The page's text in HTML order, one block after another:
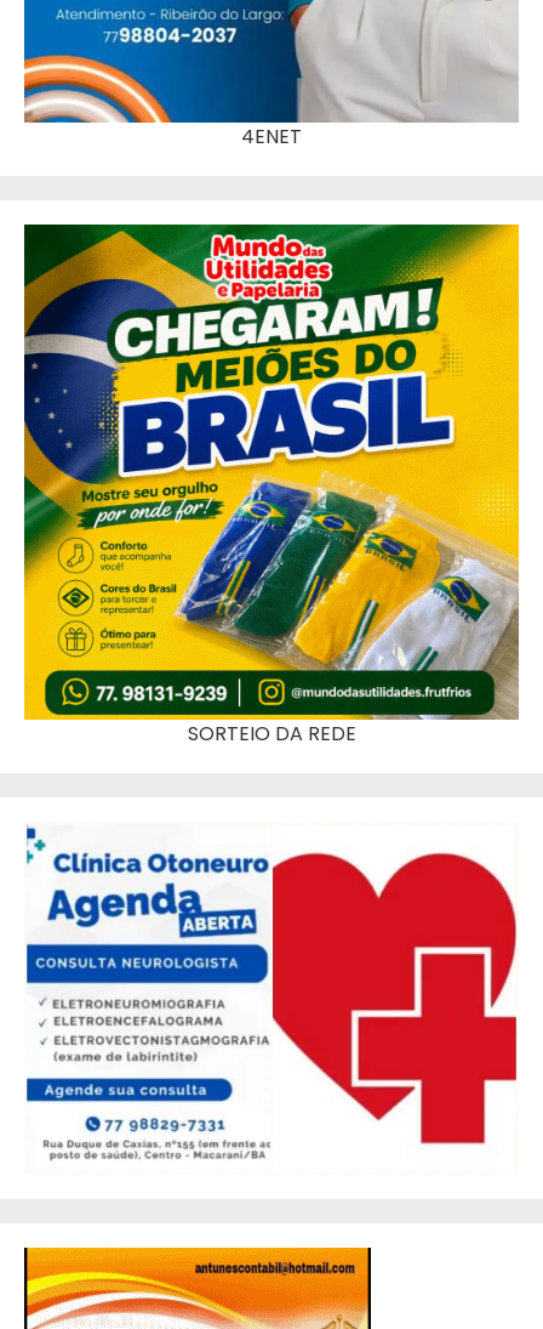
4ENET
SORTEIO DA REDE